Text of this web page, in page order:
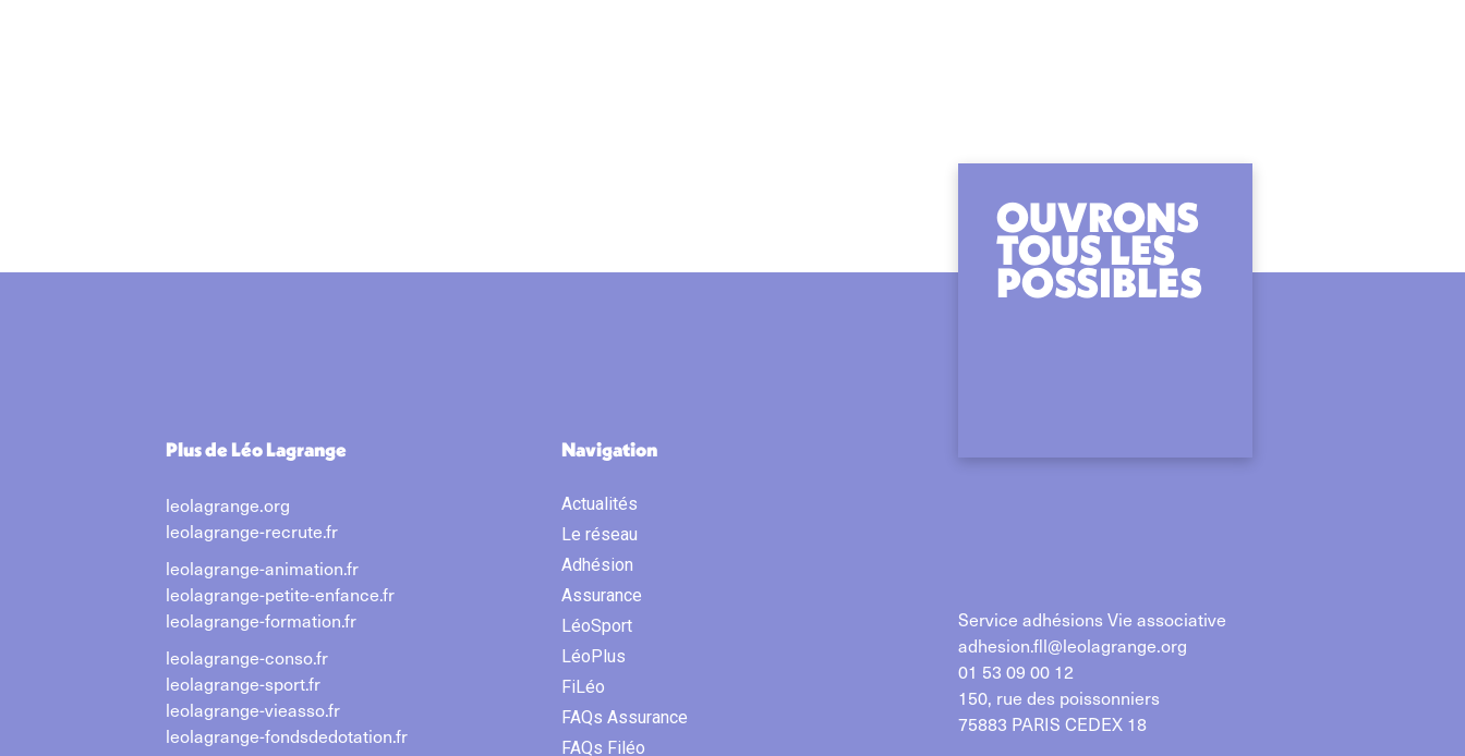
Plus de Léo Lagrange
leolagrange.org
leolagrange-recrute.fr
leolagrange-animation.fr
leolagrange-petite-enfance.fr
leolagrange-formation.fr
leolagrange-conso.fr
leolagrange-sport.fr
leolagrange-vieasso.fr
leolagrange-fondsdedotation.fr
Navigation
Actualités
Le réseau
Adhésion
Assurance
LéoSport
LéoPlus
FiLéo
FAQs Assurance
FAQs Filéo
OUVRONS
TOUS LES
POSSIBLES
Service adhésions Vie associative
adhesion.fll@leolagrange.org
01 53 09 00 12
150, rue des poissonniers
75883 PARIS CEDEX 18